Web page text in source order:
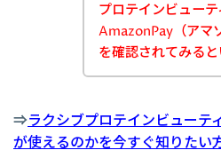
プロテインビュー
AmazonPay（アマ
を確認されてみる
⇒ラクシブプロテインビュー
が使えるのかを今すぐ知りたい